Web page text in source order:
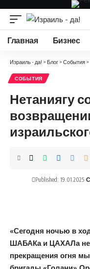
Главная Бизнес
Израиль - да! > Блог > События >
СОБЫТИЯ
Нетаниягу
Published: 19.01.2025
«Сегодня ночью в
ШАБАКа и ЦАХАЛа
прекращения огня